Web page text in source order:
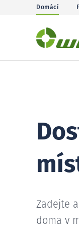
Domácí
Zadejte
doma v